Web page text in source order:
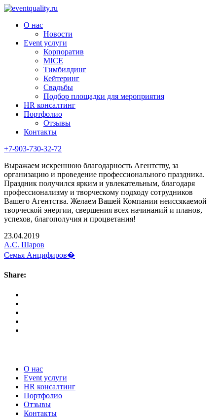
О нас
Новости
Event услуги
Корпоратив
MICE
Тимбилдинг
Кейтеринг
Свадьбы
Подбор площадки для мероприятия
HR консалтинг
Портфолио
Отзывы
Контакты
+7-903-730-32-72
Выражаем искреннюю благодарность Агентству, за
организацию и проведение профессионального праздника.
Праздник получился ярким и увлекательным, благодаря
профессионализму и творческому подходу сотрудников
Вашего Агентства. Желаем Вашей Компании неиссякаемой
творческой энергии, свершения всех начинаний и планов,
успехов, благополучия и процветания!
23.04.2019
А.С. Шаров
Семья Анцифиров�
Share:
О нас
Event услуги
HR консалтинг
Портфолио
Отзывы
Контакты